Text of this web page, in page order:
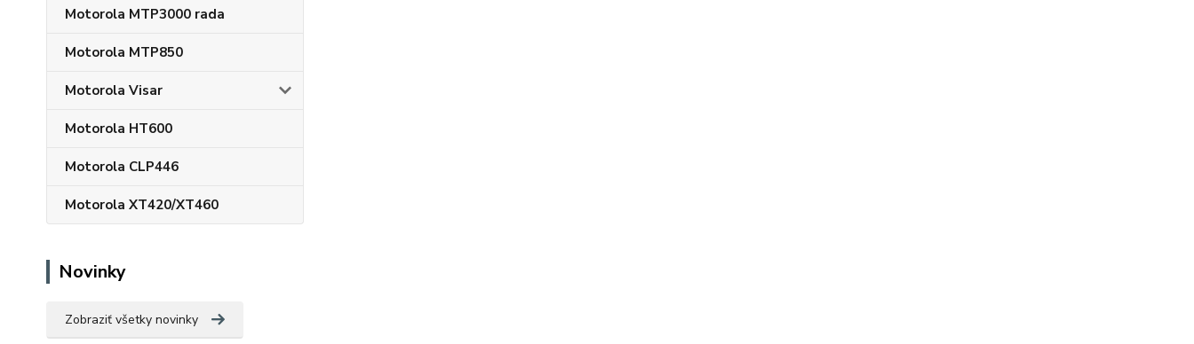
Motorola MTP3000 rada
Motorola MTP850
Motorola Visar
Motorola HT600
Motorola CLP446
Motorola XT420/XT460
Novinky
Zobraziť všetky novinky